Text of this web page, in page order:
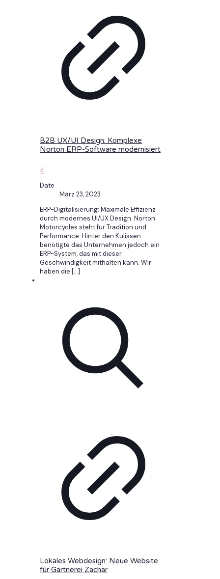
B2B UX/UI Design: Komplexe
Norton ERP-Software modernisiert
4
Date
März 23, 2023
ERP-Digitalisierung: Maximale Effizienz
durch modernes UI/UX Design. Norton
Motorcycles steht für Tradition und
Performance. Hinter den Kulissen
benötigte das Unternehmen jedoch ein
ERP-System, das mit dieser
Geschwindigkeit mithalten kann. Wir
haben die […]
Lokales Webdesign: Neue Website
für Gärtnerei Zachar